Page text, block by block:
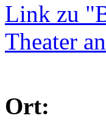
Link zu
Theater
Ort: